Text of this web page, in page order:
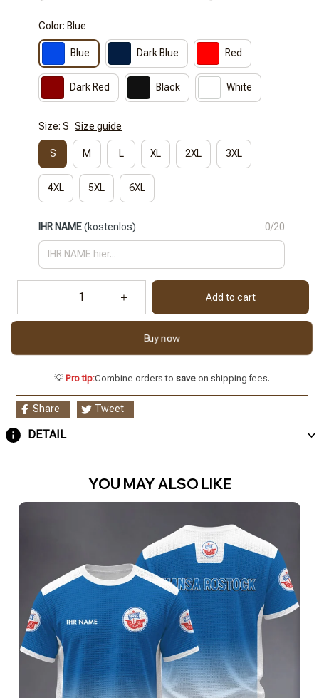
Color: Blue
Blue Dark Blue Red
Dark Red Black White
Size: S Size guide
S M L XL 2XL 3XL
4XL 5XL 6XL
IHR NAME(kostenlos) 0/20
Add to cart
Buy now
💡 Pro tip:Combine orders to saveon shipping fees.
Share Tweet
DETAIL
YOU MAY ALSO LIKE